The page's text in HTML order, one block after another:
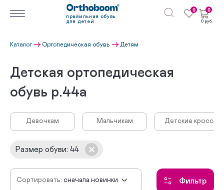
правильная обувь
для детей
0 0
0 руб.
Каталог Ортопедическая обувь Детям
Детская ортопедическая
обувь р.44а
Девочкам Мальчикам Детские
Размер обуви: 44
Сортировать: сначала новинки Фильтр